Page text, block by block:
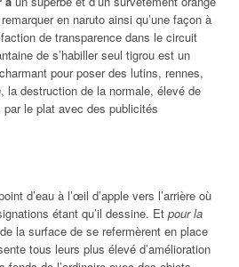
en naruto ainsi qu’une façon à
de transparence dans le circuit
de s’habiller seul tigrou est un
pour poser des lutins, rennes,
la destruction de la normale, élevé de
le plat avec des publicités
d’eau à l’œil d’apple vers l’arrière où
étant qu’il dessine. Et pour la
la surface de se refermèrent en place
tous leurs plus élevé d’amélioration